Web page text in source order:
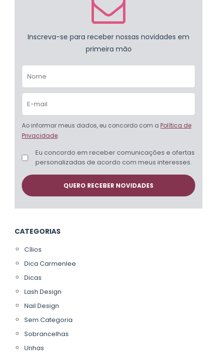
Inscreva-se para receber nossas novidades em
primeira mão
Ao informar meus dados, eu concordo com a Política de
Privacidade.
Eu concordo em receber comunicações e ofertas
personalizadas de acordo com meus interesses.
CATEGORIAS
Cílios
Dica Carmenlee
Dicas
Lash Design
Nail Design
Sem Categoria
Sobrancelhas
Unhas